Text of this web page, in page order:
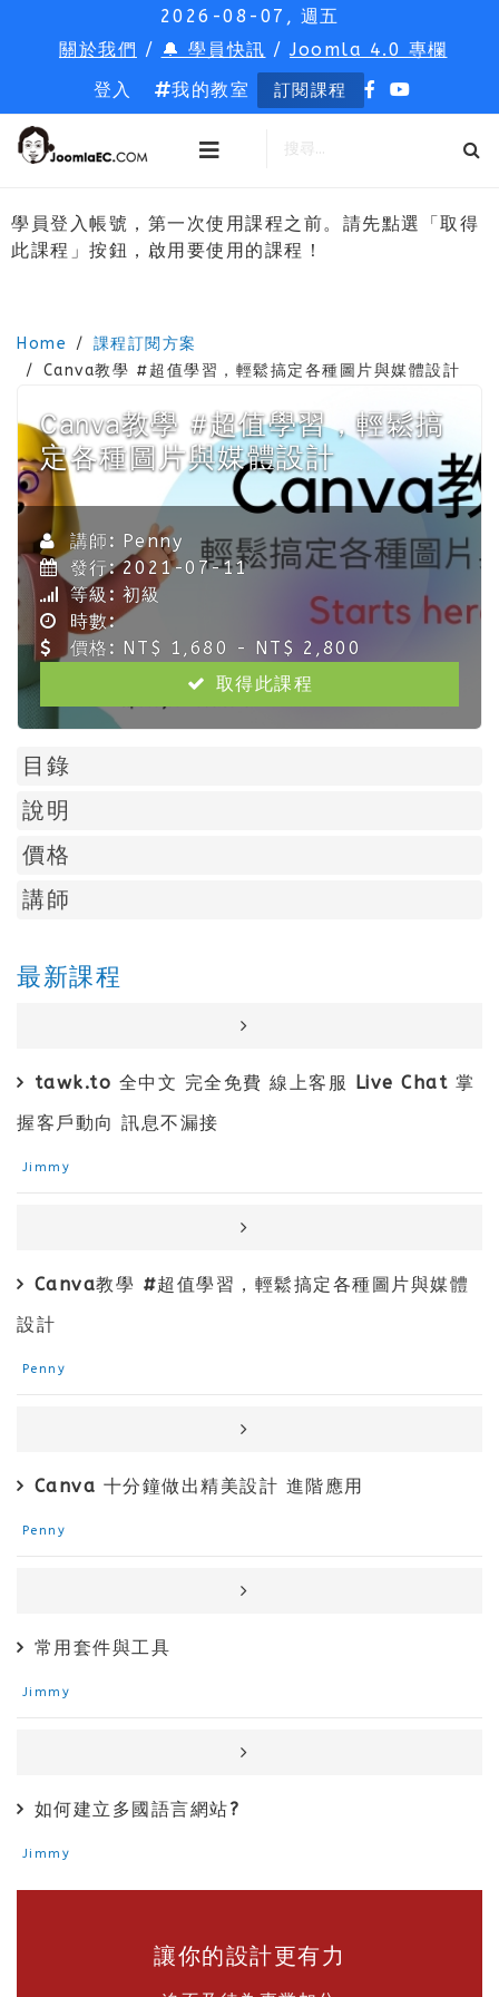
2026-08-07, 週五
關於我們 / 🔔 學員快訊 /Joomla 4.0 專欄
登入
我的教室 訂閱課程
學員登入帳號，第一次使用課程之前。請先點選「取得
此課程」按鈕，啟用要使用的課程！
Home
課程訂閱方案
Canva教學 #超值學習，輕鬆搞定各種圖片與媒體設計
Canva教學 #超值學習，輕鬆搞
定各種圖片與媒體設計
講師: Penny
發行:2021-07-11
等級: 初級
時數:
價格: NT$ 1,680 - NT$ 2,800
取得此課程
目錄
說明
價格
講師
最新課程
tawk.to 全中文 完全免費 線上客服 Live Chat 掌
握客戶動向 訊息不漏接
Jimmy
Canva教學 #超值學習，輕鬆搞定各種圖片與媒體
設計
Penny
Canva 十分鐘做出精美設計 進階應用
Penny
常用套件與工具
Jimmy
如何建立多國語言網站?
Jimmy
讓你的設計更有力